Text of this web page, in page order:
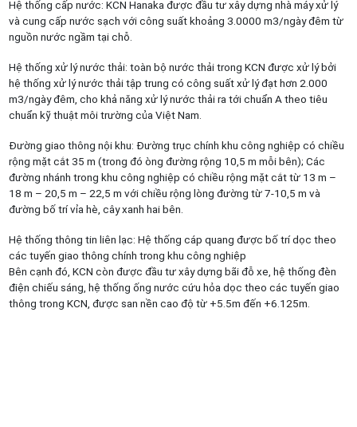
Hệ thống cấp nước: KCN Hanaka được đầu tư xây dựng nhà máy xử lý
và cung cấp nước sạch với công suất khoảng 3.0000 m3/ngày đêm từ
nguồn nước ngầm tại chỗ.
Hệ thống xử lý nước thải: toàn bộ nước thải trong KCN được xử lý bởi
hệ thống xử lý nước thải tập trung có công suất xử lý đạt hơn 2.000
m3/ngày đêm, cho khả năng xử lý nước thải ra tới chuẩn A theo tiêu
chuẩn kỹ thuật môi trường của Việt Nam.
Đường giao thông nội khu: Đường trục chính khu công nghiệp có chiều
rộng mặt cắt 35 m (trong đó òng đường rộng 10,5 m mỗi bên); Các
đường nhánh trong khu công nghiệp có chiều rộng mặt cắt từ 13 m –
18 m – 20,5 m – 22,5 m với chiều rộng lòng đường từ 7-10,5 m và
đường bố trí vỉa hè, cây xanh hai bên.
Hệ thống thông tin liên lạc: Hệ thống cáp quang được bố trí dọc theo
các tuyến giao thông chính trong khu công nghiệp
Bên cạnh đó, KCN còn được đầu tư xây dựng bãi đỗ xe, hệ thống đèn
điện chiếu sáng, hệ thống ống nước cứu hỏa dọc theo các tuyến giao
thông trong KCN, được san nền cao độ từ +5.5m đến +6.125m.